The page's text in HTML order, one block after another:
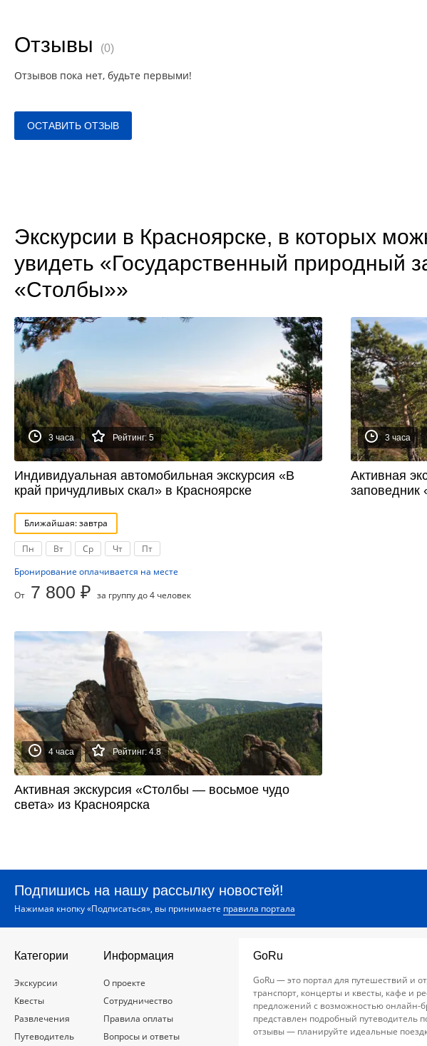
Отзывы (0)
Отзывов пока нет, будьте первыми!
ОСТАВИТЬ ОТЗЫВ
Экскурсии в Красноярске, в которых
увидеть «Государственный природный
«Столбы»»
3 часа Рейтинг: 5
Индивидуальная автомобильная экскурсия «В
край причудливых скал» в Красноярске
Ближайшая: завтра
Пн Вт Ср Чт
Пт
Бронирование оплачивается на месте
От 7 800 ₽ за группу до 4 человек
3 часа
Активная
заповедник
4 часа Рейтинг: 4.8
Активная экскурсия «Столбы — восьмое чудо
света» из Красноярска
Подпишись на нашу рассылку новостей!
Нажимая кнопку «Подписаться», вы принимаете правила портала
Категории
Экскурсии
Квесты
Развлечения
Путеводитель
Информация
О проекте
Сотрудничество
Правила оплаты
Вопросы и ответы
GoRu
GoRu — это портал для путешествий и
транспорт, концерты и квесты, кафе и
предложений с возможностью онлайн-
представлен подробный путеводитель
отзывы — планируйте идеальные